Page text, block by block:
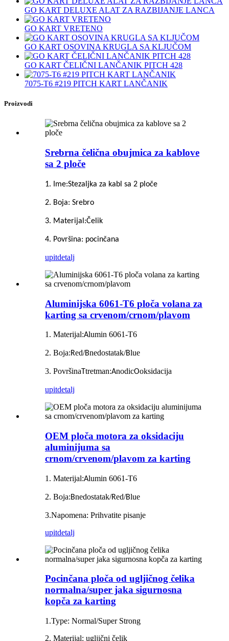
GO KART DELUXE ALAT ZA RAZBIJANJE LANCA
GO KART VRETENO
GO KART OSOVINA KRUGLA SA KLJUČOM
GO KART ČELIČNI LANČANIK PITCH 428
7075‐T6 #219 PITCH KART LANČANIK
Proizvodi
Srebrna čelična obujmica za kablove
sa 2 ploče
1. Ime:Stezaljka za kabl sa 2 ploče
2. Boja: Srebro
3. Materijal:Čelik
4. Površina: pocinčana
upitdetalj
Aluminijska 6061-T6 ploča volana za
karting sa crvenom/crnom/plavom
1. Materijal:Alumin 6061-T6
2. Boja:Red/Bnedostatak/Blue
3. PovršinaTtretman:AnodicOoksidacija
upitdetalj
OEM ploča motora za oksidaciju
aluminijuma sa
crnom/crvenom/plavom za karting
1. Materijal:Alumin 6061-T6
2. Boja:Bnedostatak/Red/Blue
3.Napomena: Prihvatite pisanje
upitdetalj
Pocinčana ploča od ugljičnog čelika
normalna/super jaka sigurnosna
kopča za karting
1.Type: Normal/Super Strong
2. Materijal: ugljični čelik